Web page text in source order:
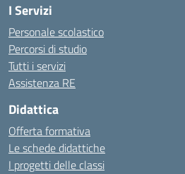
I Servizi
Personale scolastico
Percorsi di studio
Tutti i servizi
Assistenza RE
Didattica
Offerta formativa
Le schede didattiche
I progetti delle classi